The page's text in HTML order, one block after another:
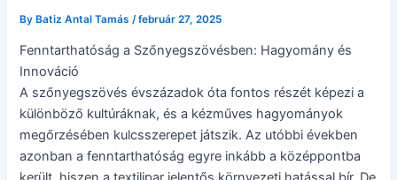
ByBatiz Antal Tamás /február 27, 2025
Fenntarthatóság a Szőnyegszövésben: Hagyomány és
Innováció
A szőnyegszövés évszázadok óta fontos részét képezi a
különböző kultúráknak, és a kézműves hagyományok
megőrzésében kulcsszerepet játszik. Az utóbbi években
azonban a fenntarthatóság egyre inkább a középpontba